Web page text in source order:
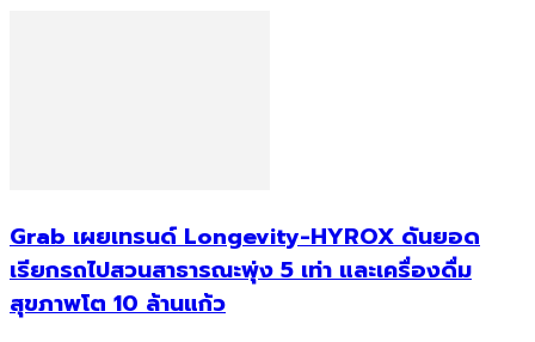
Grab เผยเทรนด์ Longevity-HYROX ดันยอด
เรียกรถไปสวนสาธารณะพุ่ง 5 เท่า และเครื่องดื่ม
สุขภาพโต 10 ล้านแก้ว